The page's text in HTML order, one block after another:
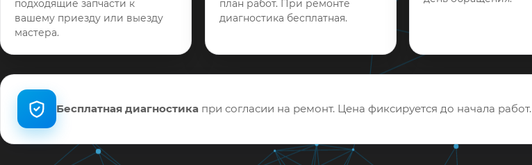
подходящие запчасти к
вашему приезду или выезду
мастера.
план работ. При ремонте
диагностика бесплатная.
Бесплатная диагностика при согласии на ремонт. Цена фиксируется до начала работ.